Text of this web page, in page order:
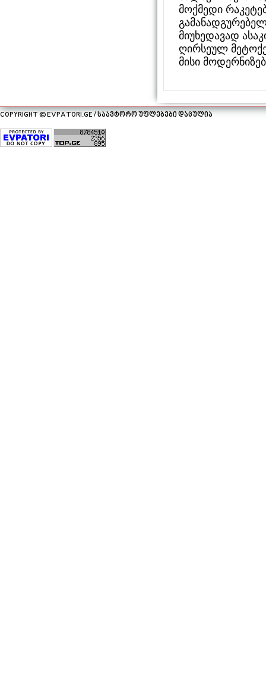
მოქმედი
მიუხედავად
ღირსეულ
მისი
COPYRIGHT © EVPATORI.GE / საავტორო უფლებები დაცულია